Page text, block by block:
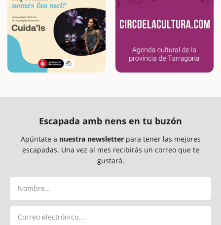
Escapada amb nens en tu buzón
Apúntate a nuestra newsletterpara tener las mejores
escapadas. Una vez al mes recibirás un correo que te
gustará.